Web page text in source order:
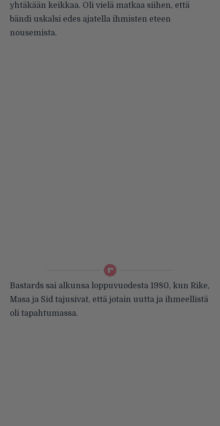
yhtäkään keikkaa. Oli vielä matkaa siihen, että
bändi uskalsi edes ajatella ihmisten eteen
nousemista.
Bastards sai alkunsa loppuvuodesta 1980, kun Rike,
Masa ja Sid tajusivat, että jotain uutta ja ihmeellistä
oli tapahtumassa.